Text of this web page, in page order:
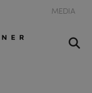
MEDIA